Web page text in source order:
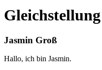
Jasmin Groß
Hallo, ich bin Jasmin.